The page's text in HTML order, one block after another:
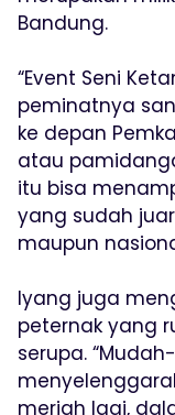
Bandung.
“Event Seni
peminatnya
ke depan
atau
itu bisa
yang sudah
maupun
Iyang juga
peternak yang
serupa.
meriah lagi,